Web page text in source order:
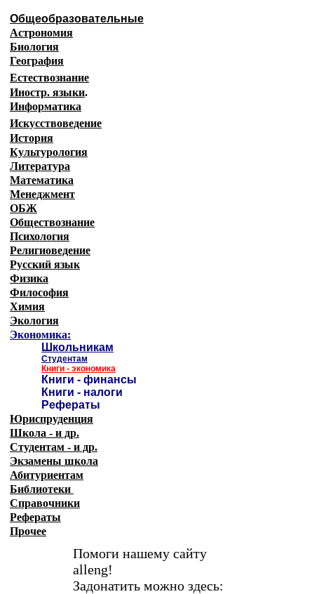
Общеобразовательные
Астрономия
Биология
География
Естествознание
Иностр. языки.
Информатика
Искусствоведение
История
Культурология
Литература
Математика
Менеджмент
ОБЖ
Обществознание
Психология
Религиоведение
Русский язык
Физика
Философия
Химия
Экология
Экономика:
Школьникам
Студентам
Книги - экономика
Книги - финансы
Книги - налоги
Рефераты
Юриспруденция
Школа - и др.
Студентам - и др.
Экзамены школа
Абитуриентам
Библиотеки
Справочники
Рефераты
Прочее
Помоги нашему сайту
alleng!
Задонатить можно здесь: